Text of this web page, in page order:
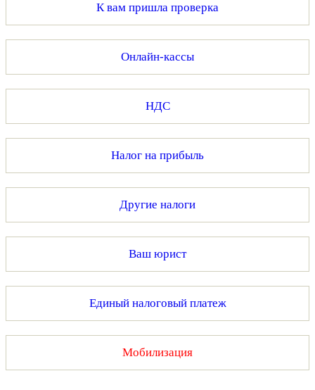
К вам пришла проверка
Онлайн-кассы
НДС
Налог на прибыль
Другие налоги
Ваш юрист
Единый налоговый платеж
Мобилизация